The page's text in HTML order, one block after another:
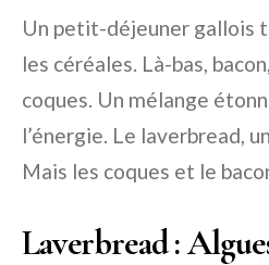
Un petit-déjeuner gallois
les céréales. Là-bas,
coques. Un mélange
l’énergie. Le laverbread,
Mais les coques et le
Laverbread :